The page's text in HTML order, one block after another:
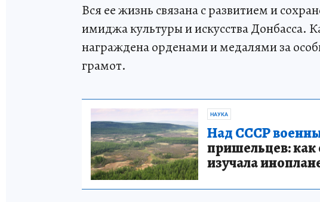
Вся ее жизнь связана с развитием и
имиджа культуры и искусства Донбасса.
награждена орденами и медалями за
грамот.
НАУКА
Над СССР
пришельцев: как
изучала